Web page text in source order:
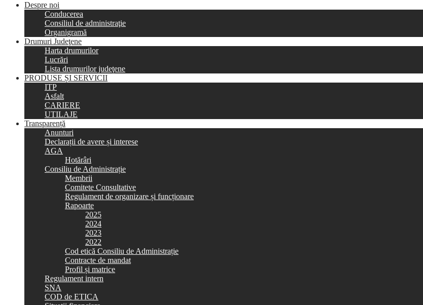
Despre noi
Conducerea
Consiliul de administraţie
Organigramă
Drumuri Judeţene
Harta drumurilor
Lucrări
Lista drumurilor judeţene
PRODUSE ȘI SERVICII
ITP
Asfalt
CARIERE
UTILAJE
Transparență
Anunturi
Declarații de avere și interese
AGA
Hotărâri
Consiliu de Administrație
Membrii
Comitete Consultative
Regulament de organizare și funcționare
Rapoarte
2025
2024
2023
2022
Cod etică Consiliu de Administrație
Contracte de mandat
Profil și matrice
Regulament intern
SNA
COD de ETICA